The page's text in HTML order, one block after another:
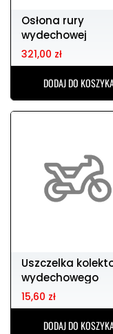
Osłona rury
wydechowej
POLISPORT
321,00 zł
DODAJ DO
Uszczelka kolektora
wydechowego
ATHENA 38x45x5,3
15,60 zł
DODAJ DO